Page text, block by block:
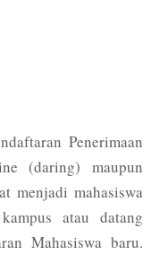
Penerimaan
(daring) maupun
menjadi mahasiswa
atau datang
Mahasiswa baru.